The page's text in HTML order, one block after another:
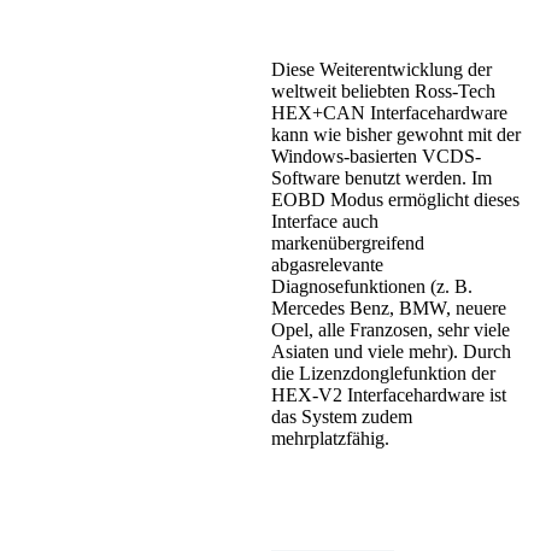
Diese Weiterentwicklung der
weltweit beliebten Ross-Tech
HEX+CAN Interfacehardware
kann wie bisher gewohnt mit der
Windows-basierten VCDS-
Software benutzt werden. Im
EOBD Modus ermöglicht dieses
Interface auch
markenübergreifend
abgasrelevante
Diagnosefunktionen (z. B.
Mercedes Benz, BMW, neuere
Opel, alle Franzosen, sehr viele
Asiaten und viele mehr). Durch
die Lizenzdonglefunktion der
HEX-V2 Interfacehardware ist
das System zudem
mehrplatzfähig.